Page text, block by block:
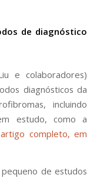
de diagnóstico
e colaboradores)
diagnósticos da
incluindo
estudo, como a
completo, em
de estudos